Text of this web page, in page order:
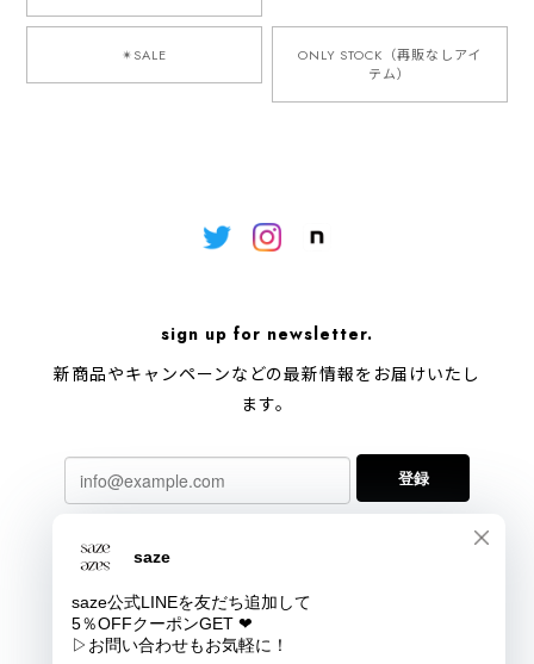
✴︎SALE
ONLY STOCK（再販なしアイ
テム）
sign up for newsletter.
新商品やキャンペーンなどの最新情報をお届けいたし
ます。
登録
特定商取引法に基づく表記
会員規約